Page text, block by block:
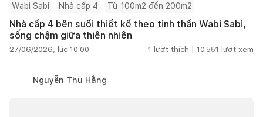
Wabi Sabi Nhà cấp 4 Từ 100m2 đến 200m2
Nhà cấp 4 bên suối thiết kế theo tinh thần Wabi Sabi,
sống chậm giữa thiên nhiên
27/06/2026, lúc 10:00 1 lượt thích | 10.551 lượt xem
Nguyễn Thu Hằng